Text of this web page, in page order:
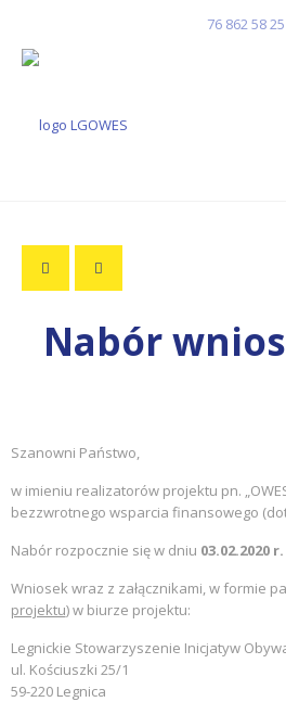
76 862 58 25
Nabór
Szanowni Państwo,
w imieniu realizatorów projektu pn.
bezzwrotnego wsparcia finansowego
Nabór rozpocznie się w dniu 03.02.2020 r.
Wniosek wraz z załącznikami, w formie
projektu) w biurze projektu:
Legnickie Stowarzyszenie Inicjatyw
ul. Kościuszki 25/1
59-220 Legnica